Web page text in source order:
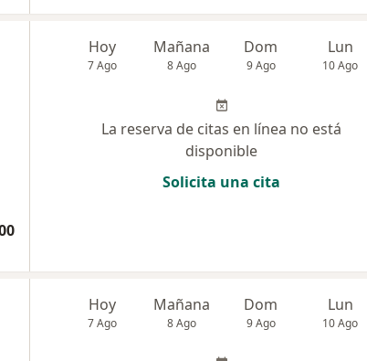
Hoy
7 Ago
Mañana
8 Ago
Dom
9 Ago
Lun
10 Ago
La reserva de citas en línea no está
disponible
Solicita una cita
Hoy
7 Ago
Mañana
8 Ago
Dom
9 Ago
Lun
10 Ago